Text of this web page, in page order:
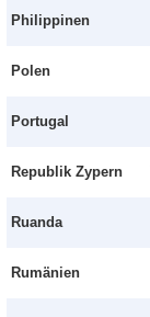
Philippinen
Polen
Portugal
Republik Zypern
Ruanda
Rumänien